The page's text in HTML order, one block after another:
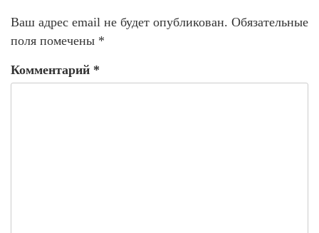
Ваш адрес email не будет опубликован. Обязательные
поля помечены *
Комментарий *